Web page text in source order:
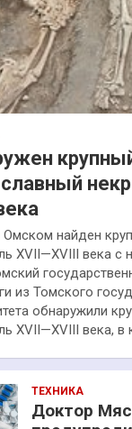
Омском найден
XVII—XVIII века с
из Томского
обнаружили
XVII—XVIII века, в
ТЕХНИКА
Доктор